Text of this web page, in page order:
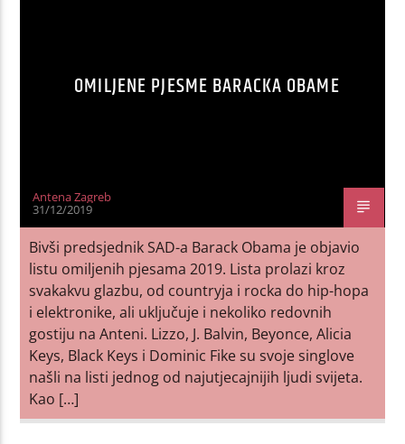
OMILJENE PJESME BARACKA OBAME
Antena Zagreb
31/12/2019
Bivši predsjednik SAD-a Barack Obama je objavio
listu omiljenih pjesama 2019. Lista prolazi kroz
svakakvu glazbu, od countryja i rocka do hip-hopa
i elektronike, ali uključuje i nekoliko redovnih
gostiju na Anteni. Lizzo, J. Balvin, Beyonce, Alicia
Keys, Black Keys i Dominic Fike su svoje singlove
našli na listi jednog od najutjecajnijih ljudi svijeta.
Kao […]